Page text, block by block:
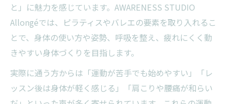
と」に魅力を感じています。AWARENESS STUDIO
Allongéでは、ピラティスやバレエの要素を取り入れるこ
とで、身体の使い方や姿勢、呼吸を整え、疲れにくく動
きやすい身体づくりを目指します。
実際に通う方からは「運動が苦手でも始めやすい」「レ
ッスン後は身体が軽く感じる」「肩こりや腰痛が和らい